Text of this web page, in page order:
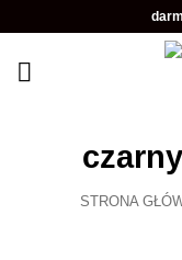
zawartości
STRONA